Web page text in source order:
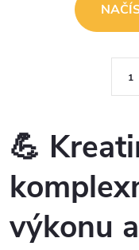
d
a
c
í
á
n
k
o
v
1
💪
výkonu